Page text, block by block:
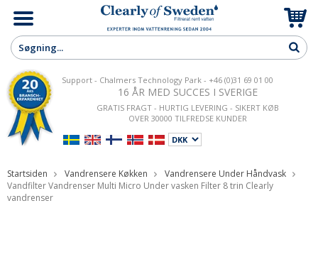
Support - Chalmers Technology Park - +46 (0)31 69 01 00
16 ÅR MED SUCCES I SVERIGE
GRATIS FRAGT - HURTIG LEVERING - SIKERT KØB
OVER 30000 TILFREDSE KUNDER
Startsiden Vandrensere Køkken
Vandrensere Under Håndvask
Vandfilter Vandrenser Multi Micro Under vasken Filter 8 trin Clearly
vandrenser